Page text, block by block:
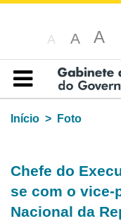
A A A
Índice
Início
Foto
Chefe do
se com o vice-
Nacional da